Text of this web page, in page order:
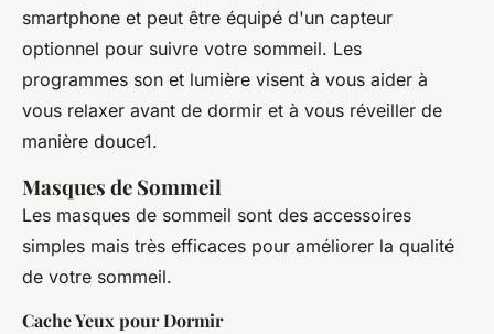
smartphone et peut être équipé d'un capteur
optionnel pour suivre votre sommeil. Les
programmes son et lumière visent à vous aider à
vous relaxer avant de dormir et à vous réveiller de
manière douce1.
Masques de Sommeil
Les masques de sommeil sont des accessoires
simples mais très efficaces pour améliorer la qualité
de votre sommeil.
Cache Yeux pour Dormir